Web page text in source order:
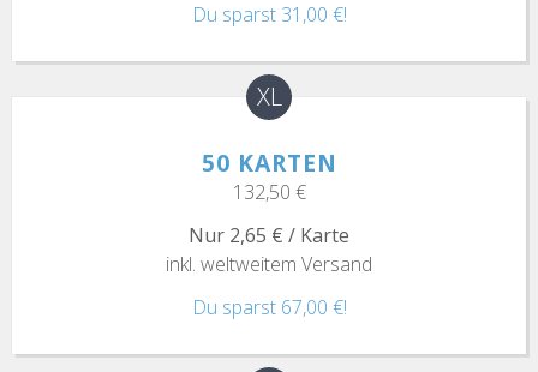
Du sparst 31,00 €!
50 KARTEN
XL
132,50 €
Nur 2,65 € / Karte
inkl. weltweitem Versand
Du sparst 67,00 €!